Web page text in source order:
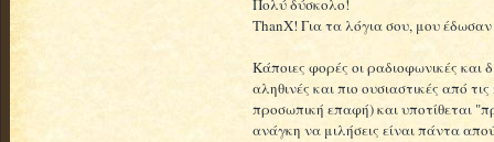
Πολύ δύσκολο!
ThanX! Για τα λόγια σου, μου
Κάποιες φορές οι ραδιοφωνικές και
αληθινές και πιο ουσιαστικές από
προσωπική επαφή) και υποτίθεται
ανάγκη να μιλήσεις είναι πάντα